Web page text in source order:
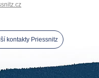
kontakty Priessnitz